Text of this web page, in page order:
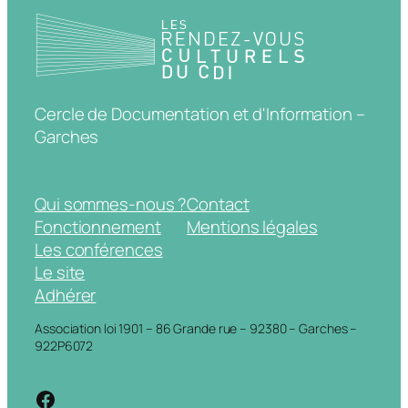
Cercle de Documentation et d'Information –
Garches
Qui sommes-nous ?
Fonctionnement
Les conférences
Le site
Adhérer
Contact
Mentions légales
Association loi 1901 – 86 Grande rue – 92380 – Garches –
922P6072
https://www.facebook.com/